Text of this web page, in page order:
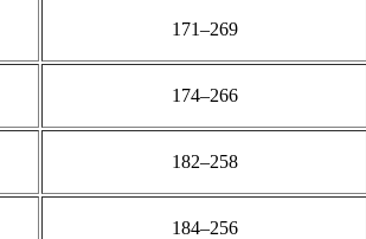
171–269
174–266
182–258
184–256